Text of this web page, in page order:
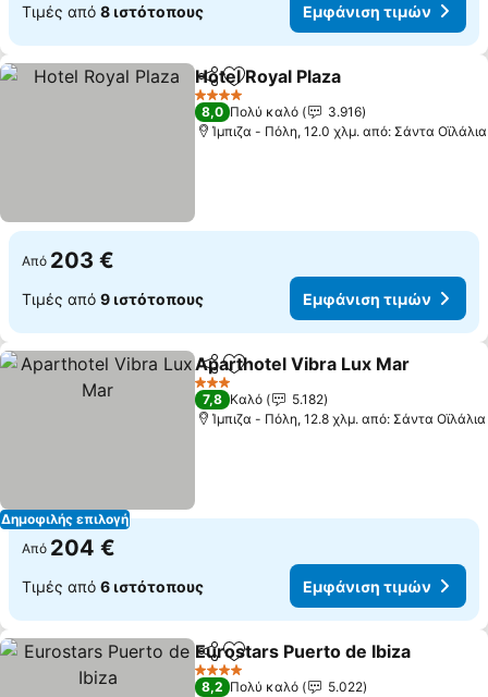
Τιμές από 8 ιστότοπους Εμφάνιση τιμών
Κοινοποίηση
Προσθήκη στα αγαπημένα
Hotel Royal Plaza
4 Αστέρια
8,0 Πολύ καλό
3.916
Ίμπιζα - Πόλη, 12.0 χλμ. από: Σάντα Οϊλάλια
Από 203 €
Τιμές από 9 ιστότοπους Εμφάνιση τιμών
Δημοφιλής επιλογή
Κοινοποίηση
Προσθήκη στα αγαπημένα
Aparthotel Vibra Lux Mar
3 Αστέρια
7,8 Καλό
5.182
Ίμπιζα - Πόλη, 12.8 χλμ. από: Σάντα Οϊλάλια
Από 204 €
Τιμές από 6 ιστότοπους Εμφάνιση τιμών
Κοινοποίηση
Προσθήκη στα αγαπημένα
Eurostars Puerto de Ibiza
4 Αστέρια
8,2 Πολύ καλό
5.022